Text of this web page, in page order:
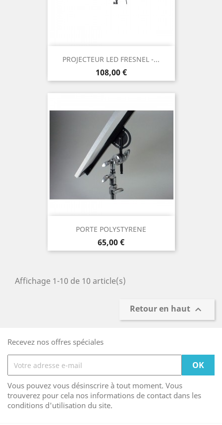
PROJECTEUR LED FRESNEL -...
Prix
108,00 €
PORTE POLYSTYRENE
Prix
65,00 €
Affichage 1-10 de 10 article(s)
Retour en haut 
Recevez nos offres spéciales
Vous pouvez vous désinscrire à tout moment. Vous
trouverez pour cela nos informations de contact dans les
conditions d'utilisation du site.